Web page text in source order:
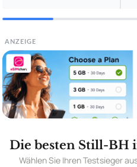
ANZEIGE
Die besten Still-BH
Wählen Sie Ihren Testsieger